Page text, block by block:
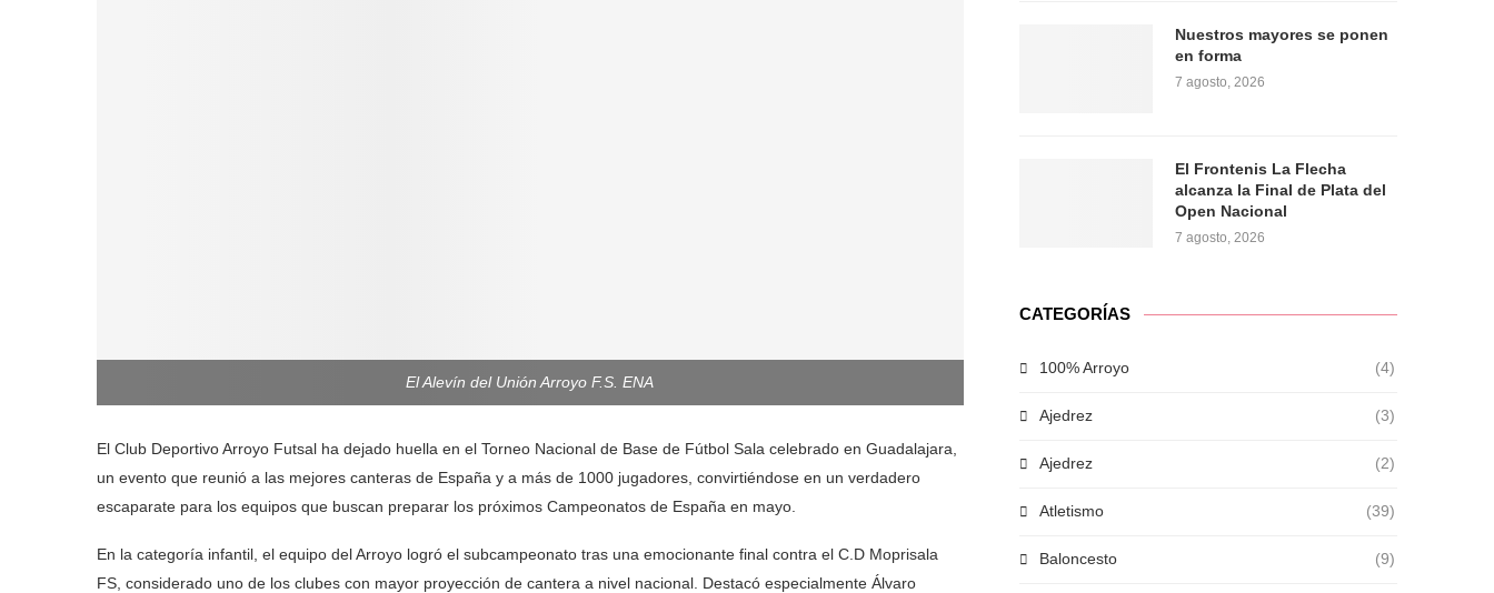
El Alevín del Unión Arroyo F.S. ENA
El Club Deportivo Arroyo Futsal ha dejado huella en el Torneo Nacional de Base de Fútbol Sala celebrado en Guadalajara,
un evento que reunió a las mejores canteras de España y a más de 1000 jugadores, convirtiéndose en un verdadero
escaparate para los equipos que buscan preparar los próximos Campeonatos de España en mayo.
En la categoría infantil, el equipo del Arroyo logró el subcampeonato tras una emocionante final contra el C.D Moprisala
FS, considerado uno de los clubes con mayor proyección de cantera a nivel nacional. Destacó especialmente Álvaro
Nuestros mayores se ponen
en forma
7 agosto, 2026
El Frontenis La Flecha
alcanza la Final de Plata del
Open Nacional
7 agosto, 2026
CATEGORÍAS
100% Arroyo (4)
Ajedrez (3)
Ajedrez (2)
Atletismo (39)
Baloncesto (9)